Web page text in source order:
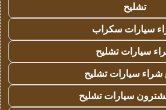
تشليح
سيارات سكراب
سيارات تشليح
شراء سيارات تشليح
سيارات تشليح